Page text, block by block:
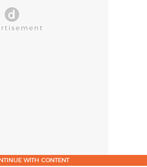
WITH CONTENT